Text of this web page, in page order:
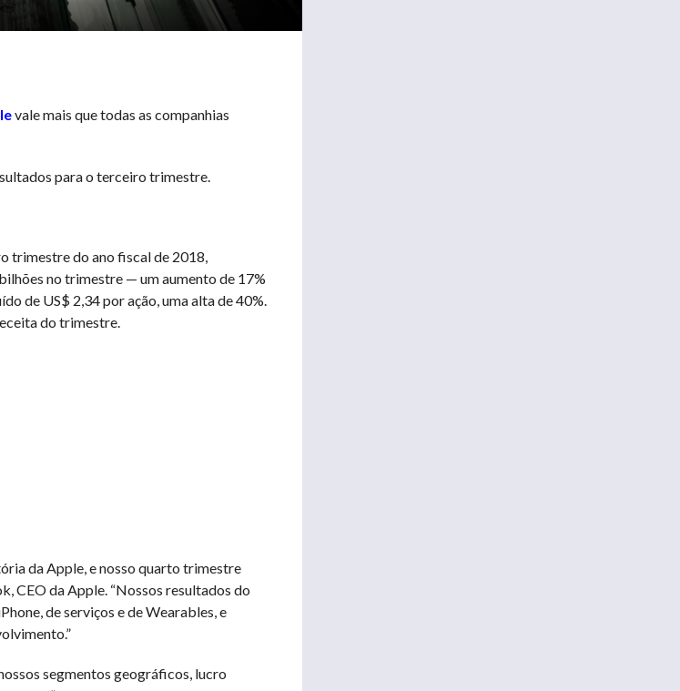
vale mais que todas as companhias
para o terceiro trimestre.
trimestre do ano fiscal de 2018,
no trimestre — um aumento de 17%
de US$ 2,34 por ação, uma alta de 40%.
do trimestre.
da Apple, e nosso quarto trimestre
CEO da Apple. “Nossos resultados do
de serviços e de Wearables, e
segmentos geográficos, lucro